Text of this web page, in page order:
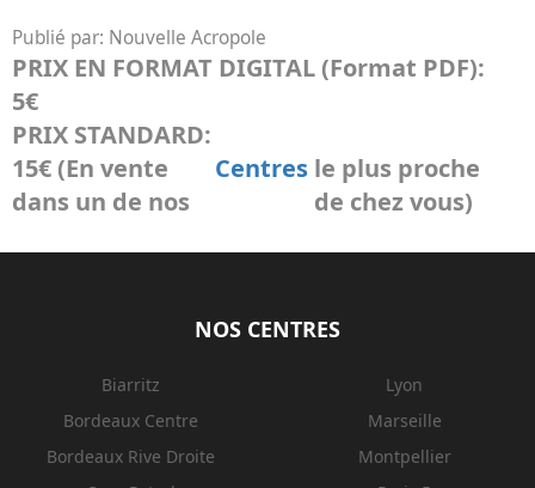
Publié par: Nouvelle Acropole
PRIX EN FORMAT DIGITAL (Format PDF):
5€
PRIX STANDARD:
15€ (En vente
dans un de nos
Centres le plus proche
de chez vous)
NOS CENTRES
Biarritz
Bordeaux Centre
Bordeaux Rive Droite
Lyon
Marseille
Montpellier